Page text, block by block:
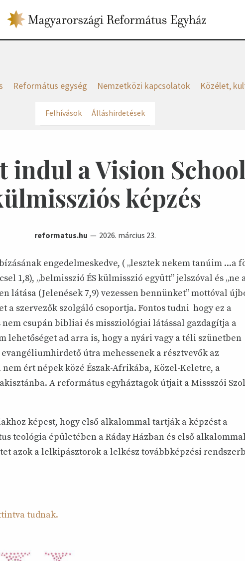
Református egység Nemzetközi kapcsolatok Közélet,
Felhívások Álláshirdetések
indul a Vision School
képzés
reformatus.hu 2026. március 23.
engedelmeskedve, ( „lesztek nekem tanúim ...a
1,8), „belmisszió ÉS külmisszió együtt” jelszóval és „ne
látása (Jelenések 7,9) vezessen bennünket” mottóval
a szervezők szolgáló csoportja. Fontos tudni hogy ez a
csupán bibliai és missziológiai látással gazdagítja a
lehetőséget ad arra is, hogy a nyári vagy a téli szünetben
útra mehessenek a résztvevők az
ért népek közé Észak-Afrikába, Közel-Keletre, a
A református egyháztagok útjait a Missszói
képest, hogy első alkalommal tartják a képzést a
teológia épületében a Ráday Házban és első alkalommal
azok a lelkipásztorok a lelkész továbbképzési
tudnak.